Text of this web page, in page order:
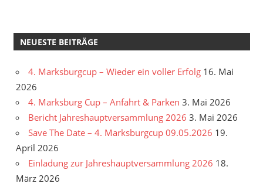
NEUESTE BEITRÄGE
4. Marksburgcup – Wieder ein voller Erfolg 16. Mai
2026
4. Marksburg Cup – Anfahrt & Parken 3. Mai 2026
Bericht Jahreshauptversammlung 2026 3. Mai 2026
Save The Date – 4. Marksburgcup 09.05.2026 19.
April 2026
Einladung zur Jahreshauptversammlung 2026 18.
März 2026